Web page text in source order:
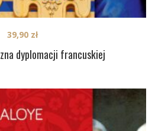
dyplomacji francuskiej
39,90 zł